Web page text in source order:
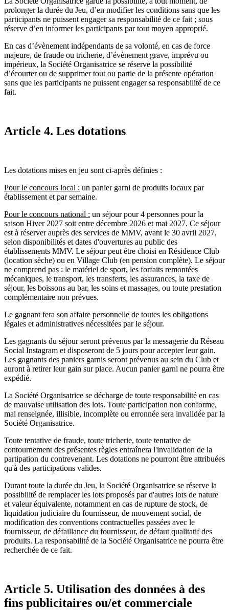
prolonger la durée du Jeu, d’en modifier les conditions sans que les
participants ne puissent engager sa responsabilité de ce fait ; sous
réserve d’en informer les participants par tout moyen approprié.
En cas d’évènement indépendants de sa volonté, en cas de force
majeure, de fraude ou tricherie, d’évènement grave, imprévu ou
impérieux, la Société Organisatrice se réserve la possibilité
d’écourter ou de supprimer tout ou partie de la présente opération
sans que les participants ne puissent engager sa responsabilité de ce
fait.
Article 4. Les dotations
Les dotations mises en jeu sont ci-après définies :
Pour le concours local : un panier garni de produits locaux par
établissement et par semaine.
Pour le concours national : un séjour pour 4 personnes pour la
saison Hiver 2027 soit entre décembre 2026 et mai 2027. Ce séjour
est à réserver auprès des services de MMV, avant le 30 avril 2027,
selon disponibilités et dates d'ouvertures au public des
établissements MMV. Le séjour peut être choisi en Résidence Club
(location sèche) ou en Village Club (en pension complète). Le séjour
ne comprend pas : le matériel de sport, les forfaits remontées
mécaniques, le transport, les transferts, les assurances, la taxe de
séjour, les boissons au bar, les soins et massages, ou toute prestation
complémentaire non prévues.
Le gagnant fera son affaire personnelle de toutes les obligations
légales et administratives nécessitées par le séjour.
Les gagnants du séjour seront prévenus par la messagerie du Réseau
Social Instagram et disposeront de 5 jours pour accepter leur gain.
Les gagnants des paniers garnis seront prévenus au sein du Club et
auront à retirer leur gain sur place. Aucun panier garni ne pourra être
expédié.
La Société Organisatrice se décharge de toute responsabilité en cas
de mauvaise utilisation des lots. Toute participation non conforme,
mal renseignée, illisible, incomplète ou erronnée sera invalidée par la
Société Organisatrice.
Toute tentative de fraude, toute tricherie, toute tentative de
contournement des présentes règles entraînera l'invalidation de la
partipation du contrevenant. Les dotations ne pourront être attribuées
qu'à des participations valides.
Durant toute la durée du Jeu, la Société Organisatrice se réserve la
possibilité de remplacer les lots proposés par d'autres lots de nature
et valeur équivalente, notamment en cas de rupture de stock, de
liquidation judiciaire du fournisseur, de mouvement social, de
modification des conventions contractuelles passées avec le
fournisseur, de défaillance du fournisseur, de défaut qualitatif des
produits. La responsabilité de la Société Organisatrice ne pourra être
recherchée de ce fait.
Article 5. Utilisation des données à des
fins publicitaires ou/et commerciale